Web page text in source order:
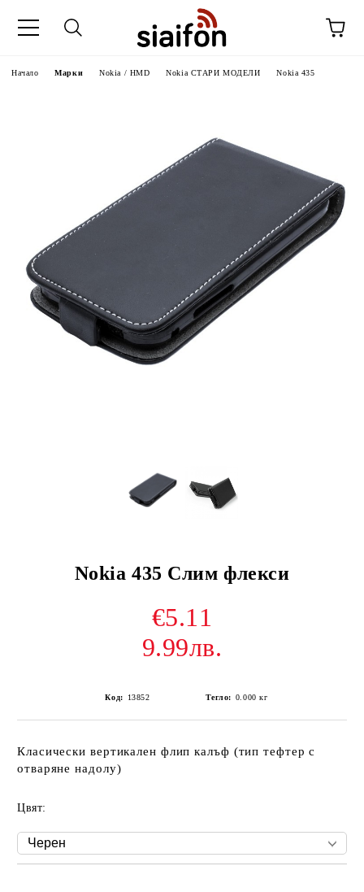
Начало Марки Nokia / HMD Nokia СТАРИ МОДЕЛИ Nokia 435
Nokia 435 Слим флекси
€5.11
9.99лв.
Код: 13852 Тегло: 0.000 кг
Класически вертикален флип калъф (тип тефтер с
отваряне надолу)
Цвят: